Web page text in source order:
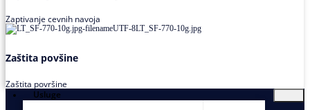
Zaptivanje cevnih navoja
Zaštita povšine
Zaštita površine
Usluge